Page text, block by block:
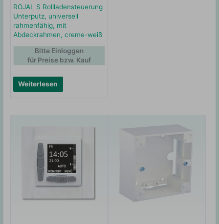
ROJAL S Rollladensteuerung
Unterputz, universell
rahmenfähig, mit
Abdeckrahmen, creme-weiß
Weiterlesen
Bitte Einloggen
für Preise bzw. Kauf